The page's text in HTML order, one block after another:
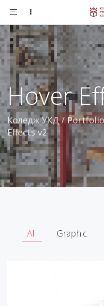
Toggle
Hover
Коледж УКД/Portfolio
Effects v2
All Graphic